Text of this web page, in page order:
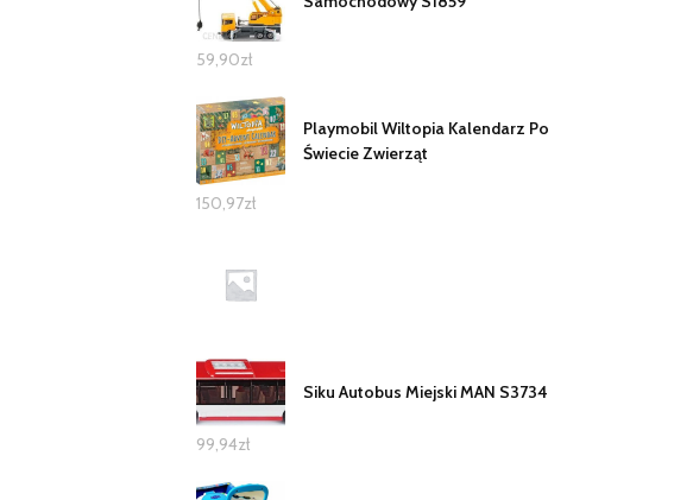
59,90zł
Playmobil Wiltopia Kalendarz Po
Świecie Zwierząt
150,97zł
Siku Autobus Miejski MAN S3734
99,94zł